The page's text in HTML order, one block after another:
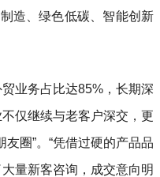
造、绿色低碳、智能创新
业务占比达85%，长期深
仅继续与老客户深交，更
圈”。“凭借过硬的产品品
量新客咨询，成交意向明